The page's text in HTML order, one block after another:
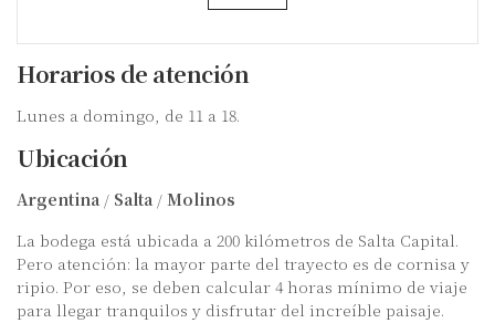
Horarios de atención
Lunes a domingo, de 11 a 18.
Ubicación
Argentina / Salta / Molinos
La bodega está ubicada a 200 kilómetros de Salta Capital.
Pero atención: la mayor parte del trayecto es de cornisa y
ripio. Por eso, se deben calcular 4 horas mínimo de viaje
para llegar tranquilos y disfrutar del increíble paisaje.